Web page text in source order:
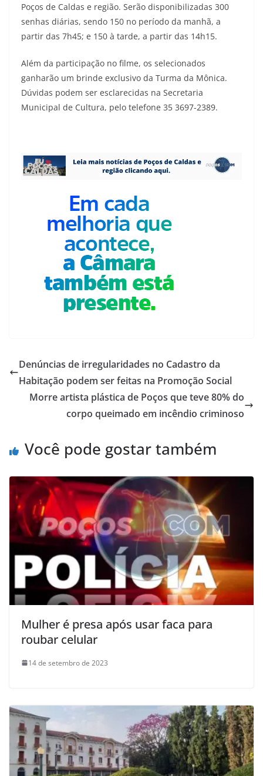
Poços de Caldas e região. Serão disponibilizadas 300
senhas diárias, sendo 150 no período da manhã, a
partir das 7h45; e 150 à tarde, a partir das 14h15.
Além da participação no filme, os selecionados
ganharão um brinde exclusivo da Turma da Mônica.
Dúvidas podem ser esclarecidas na Secretaria
Municipal de Cultura, pelo telefone 35 3697-2389.
Denúncias de irregularidades no Cadastro da
Habitação podem ser feitas na Promoção Social
Morre artista plástica de Poços que teve 80% do
corpo queimado em incêndio criminoso
Você pode gostar também
Mulher é presa após usar faca para
roubar celular
14 de setembro de 2023